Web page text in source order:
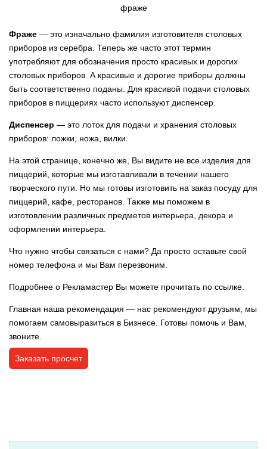
фраже
Фраже — это изначально фамилия изготовителя столовых
приборов из серебра. Теперь же часто этот термин
употребляют для обозначения просто красивых и дорогих
столовых приборов. А красивые и дорогие приборы должны
быть соответственно поданы. Для красивой подачи столовых
приборов в пиццериях часто используют диспенсер.
Диспенсер — это лоток для подачи и хранения столовых
приборов: ложки, ножа, вилки.
На этой странице, конечно же, Вы видите не все изделия для
пиццерий, которые мы изготавливали в течении нашего
творческого пути. Но мы готовы изготовить на заказ посуду для
пиццерий, кафе, ресторанов. Также мы поможем в
изготовлении различных предметов интерьера, декора и
оформлении интерьера.
Что нужно чтобы связаться с нами? Да просто оставьте свой
номер телефона и мы Вам перезвоним.
Подробнее о Рекламастер Вы можете прочитать по ссылке
Главная наша рекомендация — нас рекомендуют друзьям, мы
помогаем самовыразиться в Бизнесе. Готовы помочь и Вам,
звоните.
Заказать просчет